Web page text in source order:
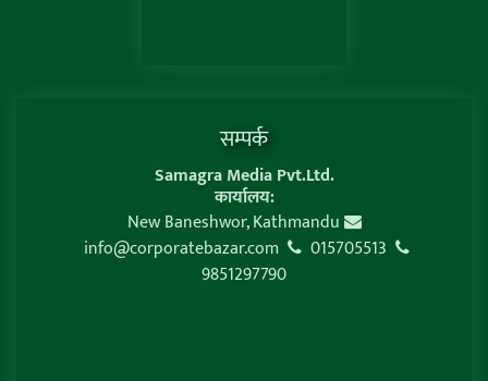
सम्पर्क
Samagra Media Pvt.Ltd.
कार्यालय:
New Baneshwor, Kathmandu
info@corporatebazar.com
015705513
9851297790